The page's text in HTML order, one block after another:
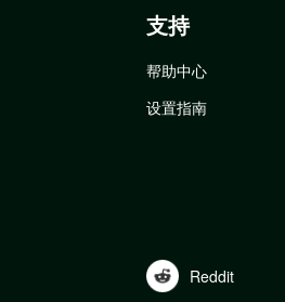
支持
帮助中心
设置指南
Reddit